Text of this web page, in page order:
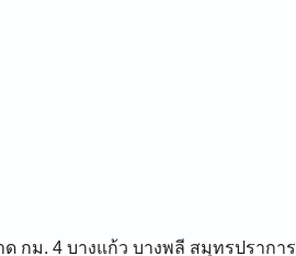
กม. 4 บางแก้ว บางพลี สมุทรปราการ